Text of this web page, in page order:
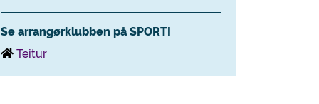
Se arrangørklubben på SPORTI
Teitur